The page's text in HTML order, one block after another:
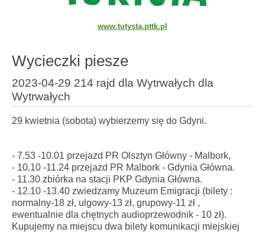
www.tutysta.pttk.pl
Wycieczki piesze
2023-04-29 214 rajd dla Wytrwałych dla
Wytrwałych
29 kwietnia (sobota) wybierzemy się do Gdyni.
- 7.53 -10.01 przejazd PR Olsztyn Główny - Malbork,
- 10.10 -11.24 przejazd PR Malbork - Gdynia Główna.
- 11.30 zbiórka na stacji PKP Gdynia Główna.
- 12.10 -13.40 zwiedzamy Muzeum Emigracji (bilety :
normalny-18 zł, ulgowy-13 zł, grupowy-11 zł ,
ewentualnie dla chętnych audioprzewodnik - 10 zł).
Kupujemy na miejscu dwa bilety komunikacji miejskiej